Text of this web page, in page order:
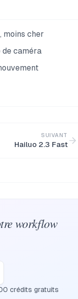
moins cher
caméra
SUIVANT
Hailuo 2.3 Fast
workflow
crédits gratuits